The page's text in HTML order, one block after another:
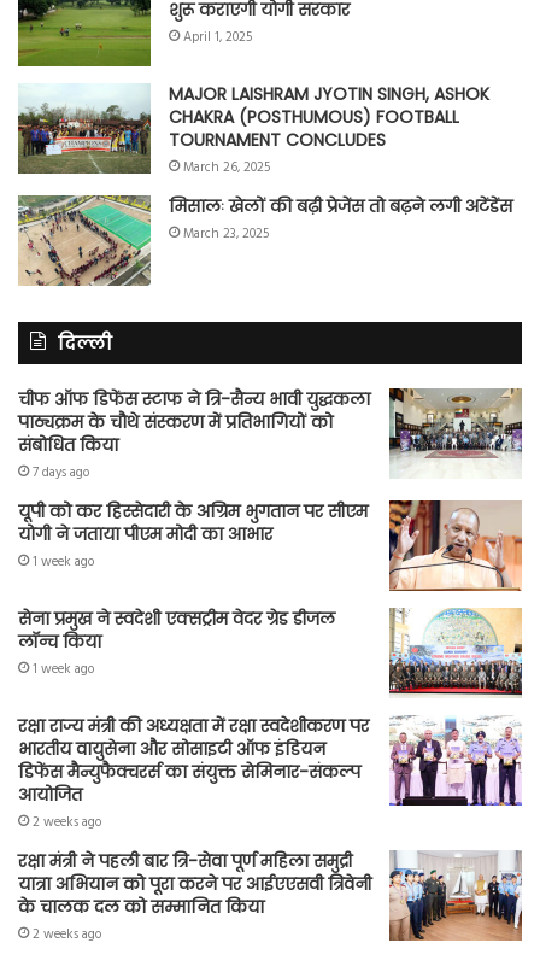
शुरू कराएगी योगी सरकार
April 1, 2025
MAJOR LAISHRAM JYOTIN SINGH, ASHOK
CHAKRA (POSTHUMOUS) FOOTBALL
TOURNAMENT CONCLUDES
March 26, 2025
मिसालः खेलों की बढ़ी प्रेजेंस तो बढ़ने लगी अटेंडेंस
March 23, 2025
दिल्ली
चीफ ऑफ डिफेंस स्टाफ ने त्रि-सैन्य भावी युद्धकला
पाठ्यक्रम के चौथे संस्करण में प्रतिभागियों को
संबोधित किया
7 days ago
यूपी को कर हिस्सेदारी के अग्रिम भुगतान पर सीएम
योगी ने जताया पीएम मोदी का आभार
1 week ago
सेना प्रमुख ने स्वदेशी एक्सट्रीम वेदर ग्रेड डीजल
लॉन्च किया
1 week ago
रक्षा राज्य मंत्री की अध्यक्षता में रक्षा स्वदेशीकरण पर
भारतीय वायुसेना और सोसाइटी ऑफ इंडियन
डिफेंस मैन्युफैक्चरर्स का संयुक्त सेमिनार-संकल्प
आयोजित
2 weeks ago
रक्षा मंत्री ने पहली बार त्रि-सेवा पूर्ण महिला समुद्री
यात्रा अभियान को पूरा करने पर आईएएसवी त्रिवेनी
के चालक दल को सम्मानित किया
2 weeks ago